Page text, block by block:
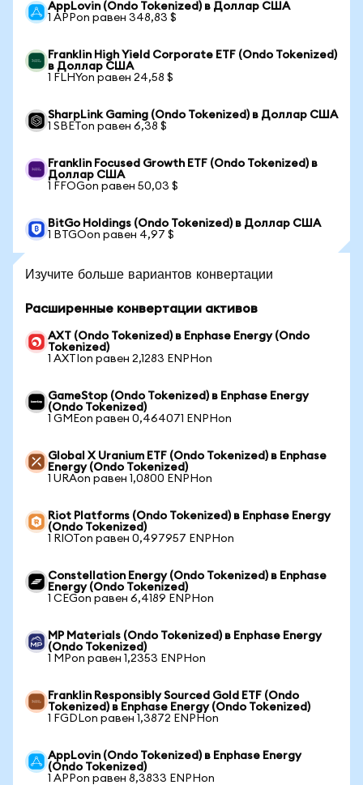
AppLovin (Ondo Tokenized) в Доллар США
1 APPon равен 348,83 $
Franklin High Yield Corporate ETF (Ondo Tokenized)
в Доллар США
1 FLHYon равен 24,58 $
SharpLink Gaming (Ondo Tokenized) в Доллар США
1 SBETon равен 6,38 $
Franklin Focused Growth ETF (Ondo Tokenized) в
Доллар США
1 FFOGon равен 50,03 $
BitGo Holdings (Ondo Tokenized) в Доллар США
1 BTGOon равен 4,97 $
Изучите больше вариантов конвертации
Расширенные конвертации активов
AXT (Ondo Tokenized) в Enphase Energy (Ondo
Tokenized)
1 AXTIon равен 2,1283 ENPHon
GameStop (Ondo Tokenized) в Enphase Energy
(Ondo Tokenized)
1 GMEon равен 0,464071 ENPHon
Global X Uranium ETF (Ondo Tokenized) в Enphase
Energy (Ondo Tokenized)
1 URAon равен 1,0800 ENPHon
Riot Platforms (Ondo Tokenized) в Enphase Energy
(Ondo Tokenized)
1 RIOTon равен 0,497957 ENPHon
Constellation Energy (Ondo Tokenized) в Enphase
Energy (Ondo Tokenized)
1 CEGon равен 6,4189 ENPHon
MP Materials (Ondo Tokenized) в Enphase Energy
(Ondo Tokenized)
1 MPon равен 1,2353 ENPHon
Franklin Responsibly Sourced Gold ETF (Ondo
Tokenized) в Enphase Energy (Ondo Tokenized)
1 FGDLon равен 1,3872 ENPHon
AppLovin (Ondo Tokenized) в Enphase Energy
(Ondo Tokenized)
1 APPon равен 8,3833 ENPHon